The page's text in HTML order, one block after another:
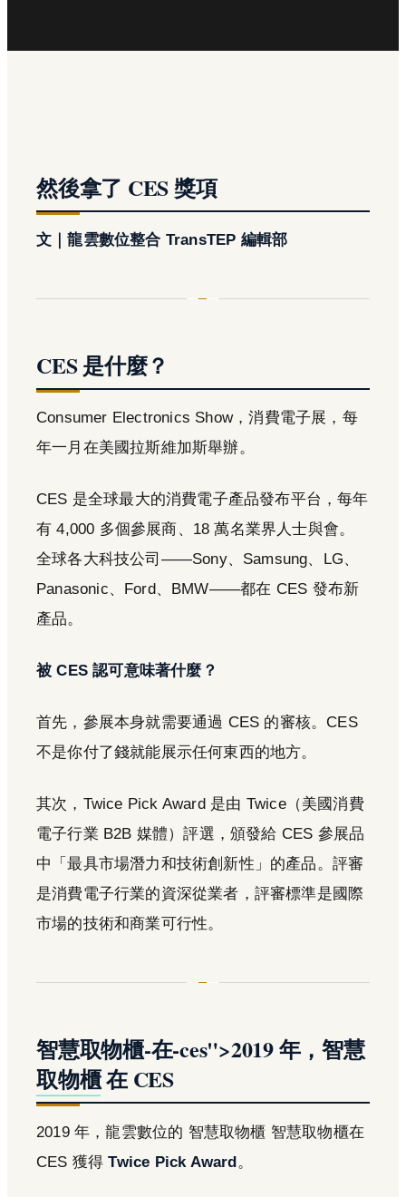
然後拿了 CES 獎項
文｜龍雲數位整合 TransTEP 編輯部
CES 是什麼？
Consumer Electronics Show，消費電子展，每
年一月在美國拉斯維加斯舉辦。
CES 是全球最大的消費電子產品發布平台，每年
有 4,000 多個參展商、18 萬名業界人士與會。
全球各大科技公司——Sony、Samsung、LG、
Panasonic、Ford、BMW——都在 CES 發布新
產品。
被 CES 認可意味著什麼？
首先，參展本身就需要通過 CES 的審核。CES
不是你付了錢就能展示任何東西的地方。
其次，Twice Pick Award 是由 Twice（美國消費
電子行業 B2B 媒體）評選，頒發給 CES 參展品
中「最具市場潛力和技術創新性」的產品。評審
是消費電子行業的資深從業者，評審標準是國際
市場的技術和商業可行性。
智慧取物櫃-在-ces">2019 年，智慧
取物櫃在 CES
2019 年，龍雲數位的 智慧取物櫃 智慧取物櫃在
CES 獲得Twice Pick Award。